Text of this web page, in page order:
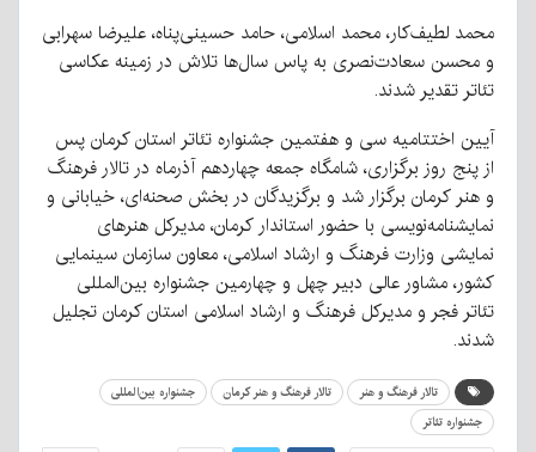
محمد لطیف‌کار، محمد اسلامی، حامد حسینی‌پناه، علیرضا سهرابی
و محسن سعادت‌نصری به پاس سال‌ها تلاش در زمینه عکاسی
تئاتر تقدیر شدند.
آیین اختتامیه سی و هفتمین جشنواره تئاتر استان کرمان پس
از پنج روز برگزاری، شامگاه جمعه چهاردهم آذرماه در تالار فرهنگ
و هنر کرمان برگزار شد و برگزیدگان در بخش صحنه‌ای، خیابانی و
نمایشنامه‌نویسی با حضور استاندار کرمان، مدیرکل هنرهای
نمایشی وزارت فرهنگ و ارشاد اسلامی، معاون سازمان سینمایی
کشور، مشاور عالی دبیر چهل و چهارمین جشنواره بین‌المللی
تئاتر فجر و مدیرکل فرهنگ و ارشاد اسلامی استان کرمان تجلیل
شدند.
تالار فرهنگ و هنر تالار فرهنگ و هنر کرمان
جشنواره بین‌المللی
جشنواره تئاتر